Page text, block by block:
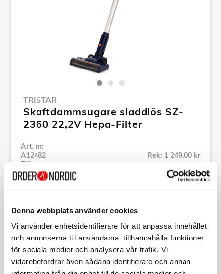
Denna webbplats använder cookies
Vi använder enhetsidentifierare för att anpassa innehållet
och annonserna till användarna, tillhandahålla funktioner
för sociala medier och analysera vår trafik. Vi
vidarebefordrar även sådana identifierare och annan
TRISTAR
Skaftdammsugare sladdlös SZ-
2360 22,2V Hepa-Filter
Art. nr:
A12482
Tillv. art. nr:
SZ-2360
Rek: 1 249,00 kr
Se alla produkter inom Tristar
Specifikation
Beskrivning